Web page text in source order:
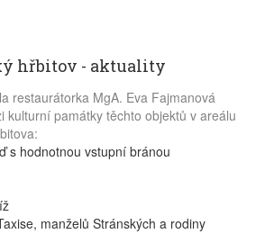
hřbitov - aktuality
restaurátorka MgA. Eva Fajmanová
kulturní památky těchto objektů v areálu
s hodnotnou vstupní bránou
manželů Stránských a rodiny